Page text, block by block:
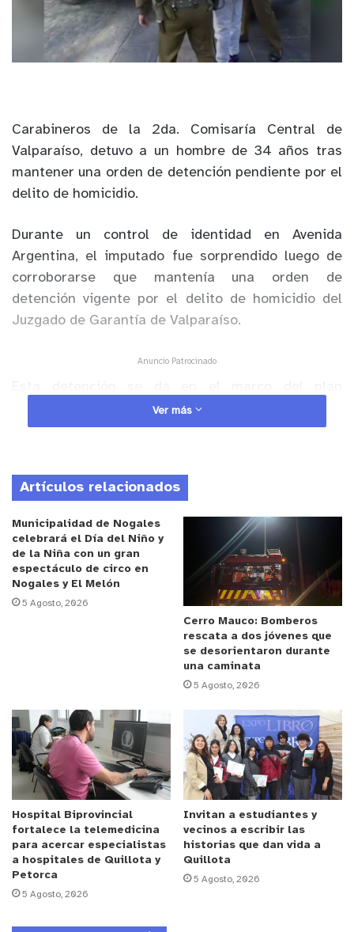
Carabineros de la 2da. Comisaría Central de
Valparaíso, detuvo a un hombre de 34 años tras
mantener una orden de detención pendiente por el
delito de homicidio.
Durante un control de identidad en Avenida
Argentina, el imputado fue sorprendido luego de
corroborarse que mantenía una orden de
detención vigente por el delito de homicidio del
Juzgado de Garantía de Valparaíso.
Anuncio Patrocinado
“Muévete con Seguridad”, con el refuerzo de los
servicios preventivos y fiscalizadores en el plan de
El hombre mantiene además un registro de 11
reiteraciones de delitos, tales como robo con
intimidación, lesiones con arma blanca, amenazas,
riña, entre otros.
“Por lo tanto se trataba de un peligroso
delincuente el cual fue detenido el día de ayer
gracias al trabajo planificado de Carabineros de
Chile en donde pudimos sacar a otro peligroso
delincuente de circulación de las calles del plan de
comisario de la Unidad Policial.
y tú, ¿qué opinas?
Ver más
Artículos relacionados
Municipalidad de Nogales
celebrará el Día del Niño y
de la Niña con un gran
espectáculo de circo en
Nogales y El Melón
5 Agosto, 2026
Cerro Mauco: Bomberos
rescata a dos jóvenes que
se desorientaron durante
una caminata
5 Agosto, 2026
Hospital Biprovincial
fortalece la telemedicina
para acercar especialistas
a hospitales de Quillota y
Petorca
5 Agosto, 2026
Invitan a estudiantes y
vecinos a escribir las
historias que dan vida a
Quillota
5 Agosto, 2026